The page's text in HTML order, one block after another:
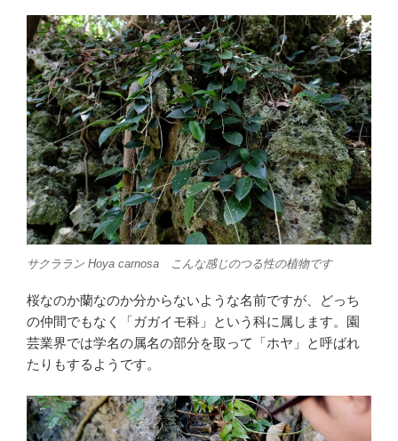
サクララン Hoya carnosa こんな感じのつる性の植物です
桜なのか蘭なのか分からないような名前ですが、どっち
の仲間でもなく「ガガイモ科」という科に属します。園
芸業界では学名の属名の部分を取って「ホヤ」と呼ばれ
たりもするようです。